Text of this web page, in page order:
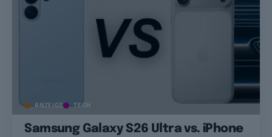
ANZEIGE TECH
Samsung Galaxy S26 Ultra vs. iPhone